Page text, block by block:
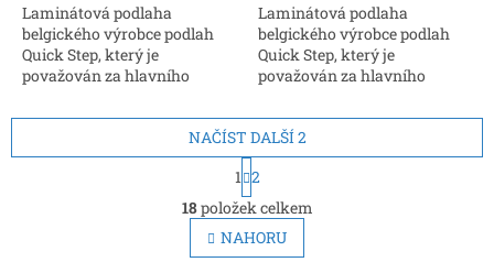
Laminátová podlaha
belgického výrobce podlah
Quick Step, který je
považován za hlavního
který nabídl zámkové
spoje. Rozměr: 9 x 212 x 1380...
Laminátová podlaha
belgického výrobce podlah
Quick Step, který je
považován za hlavního
který nabídl zámkové
spoje. Rozměr: 9 x 212 x 1380...
O
v
l
á
NAČÍST DALŠÍ 2
S
t
r
á
n
k
1 2
18položek celkem
NAHORU